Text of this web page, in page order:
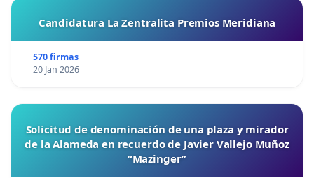
Candidatura La Zentralita Premios Meridiana
570 firmas
20 Jan 2026
Solicitud de denominación de una plaza y mirador
de la Alameda en recuerdo de Javier Vallejo Muñoz
“Mazinger”